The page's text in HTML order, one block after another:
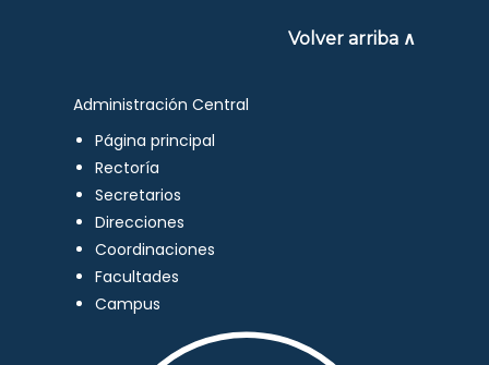
Volver arriba ∧
Administración Central
Página principal
Rectoría
Secretarios
Direcciones
Coordinaciones
Facultades
Campus